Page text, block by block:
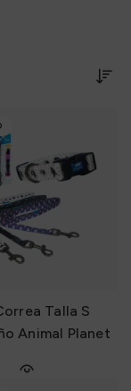
Talla S
Animal Planet